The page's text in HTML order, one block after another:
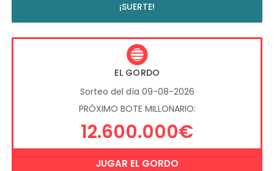
¡SUERTE!
EL GORDO
Sorteo del día 09-08-2026
PRÓXIMO BOTE MILLONARIO:
12.600.000€
JUGAR EL GORDO